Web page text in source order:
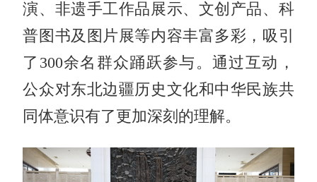
演、非遗手工作品展示、文创产品、科
普图书及图片展等内容丰富多彩，吸引
了300余名群众踊跃参与。通过互动，
公众对东北边疆历史文化和中华民族共
同体意识有了更加深刻的理解。